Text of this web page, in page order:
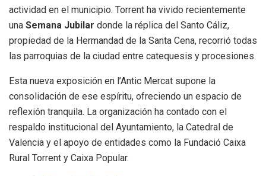
actividad en el municipio. Torrent ha vivido recientemente
una Semana Jubilar donde la réplica del Santo Cáliz,
propiedad de la Hermandad de la Santa Cena, recorrió todas
las parroquias de la ciudad entre catequesis y procesiones.
Esta nueva exposición en l’Antic Mercat supone la
consolidación de ese espíritu, ofreciendo un espacio de
reflexión tranquila. La organización ha contado con el
respaldo institucional del Ayuntamiento, la Catedral de
Valencia y el apoyo de entidades como la Fundació Caixa
Rural Torrent y Caixa Popular.